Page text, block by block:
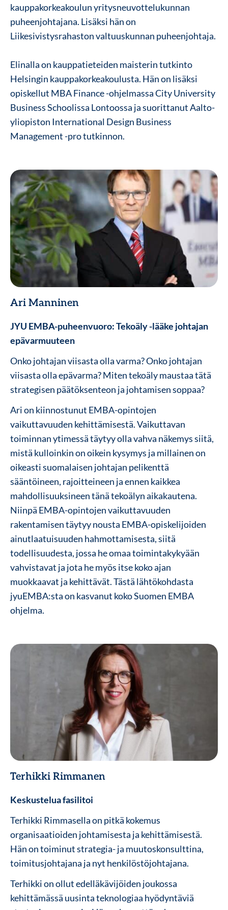
kauppakorkeakoulun yritysneuvottelukunnan
puheenjohtajana. Lisäksi hän on
Liikesivistysrahaston valtuuskunnan puheenjohtaja.
Elinalla on kauppatieteiden maisterin tutkinto
Helsingin kauppakorkeakoulusta. Hän on lisäksi
opiskellut MBA Finance -ohjelmassa City University
Business Schoolissa Lontoossa ja suorittanut Aalto-
yliopiston International Design Business
Management -pro tutkinnon.
Ari Manninen
JYU EMBA-puheenvuoro: Tekoäly -lääke johtajan
epävarmuuteen
Onko johtajan viisasta olla varma? Onko johtajan
viisasta olla epävarma? Miten tekoäly maustaa tätä
strategisen päätöksenteon ja johtamisen soppaa?
Ari on kiinnostunut EMBA-opintojen
vaikuttavuuden kehittämisestä. Vaikuttavan
toiminnan ytimessä täytyy olla vahva näkemys siitä,
mistä kulloinkin on oikein kysymys ja millainen on
oikeasti suomalaisen johtajan pelikenttä
sääntöineen, rajoitteineen ja ennen kaikkea
mahdollisuuksineen tänä tekoälyn aikakautena.
Niinpä EMBA-opintojen vaikuttavuuden
rakentamisen täytyy nousta EMBA-opiskelijoiden
ainutlaatuisuuden hahmottamisesta, siitä
todellisuudesta, jossa he omaa toimintakykyään
vahvistavat ja jota he myös itse koko ajan
muokkaavat ja kehittävät. Tästä lähtökohdasta
jyuEMBA:sta on kasvanut koko Suomen EMBA
ohjelma.
Terhikki Rimmanen
Keskustelua fasilitoi
Terhikki Rimmasella on pitkä kokemus
organisaatioiden johtamisesta ja kehittämisestä.
Hän on toiminut strategia- ja muutoskonsulttina,
toimitusjohtajana ja nyt henkilöstöjohtajana.
Terhikki on ollut edelläkävijöiden joukossa
kehittämässä uusinta teknologiaa hyödyntäviä